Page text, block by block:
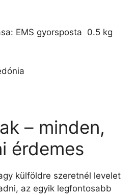
EMS gyorsposta  0.5 kg 
– minden,
érdemes
külföldre szeretnél levelet
az egyik legfontosabb